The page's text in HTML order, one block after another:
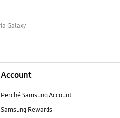
Galaxy
Account
Perché Samsung Account
Samsung Rewards